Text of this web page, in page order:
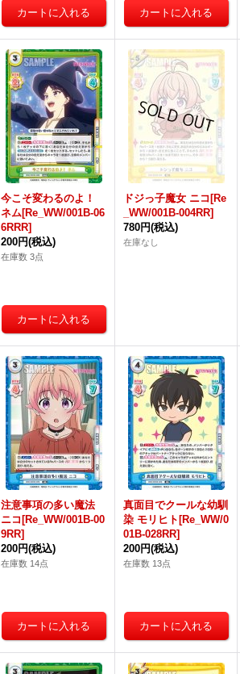
今こそ変わるのよ！
ネム[Re_WW/001B-06
6RRR]
200円(税込)
在庫数 3点
ドジっ子魔女 ニコ[Re
_WW/001B-004RR]
780円(税込)
在庫なし
注意事項の多い魔法
ニコ[Re_WW/001B-00
9RR]
200円(税込)
在庫数 14点
真面目でクールな幼馴
染 モリヒト[Re_WW/0
01B-028RR]
200円(税込)
在庫数 13点